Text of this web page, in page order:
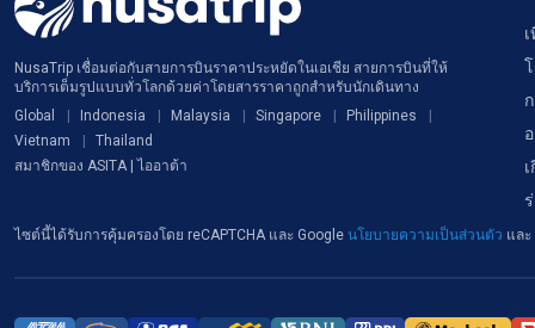
NusaTrip เชื่อมต่อกับสายการบินราคาประหยัดในเอเชีย สายการบินที่ให้
บริการเต็มรูปแบบทั่วโลกด้วยค่าโดยสารราคาถูกสำหรับนักเดินทาง
Global
Indonesia Malaysia Singapore
Philippines
Vietnam
Thailand
สมาชิกของ ASITA | ไออาต้า
ไซต์นี้ได้รับการคุ้มครองโดย reCAPTCHA และ Google นโยบายความเป็นส่วนตัว และ